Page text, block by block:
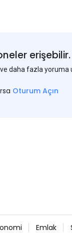
erişebilir.
daha fazla yoruma
Oturum Açın
Emlak